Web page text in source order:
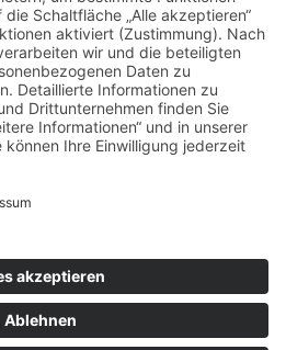
Cookie-Banner
Einstellungen